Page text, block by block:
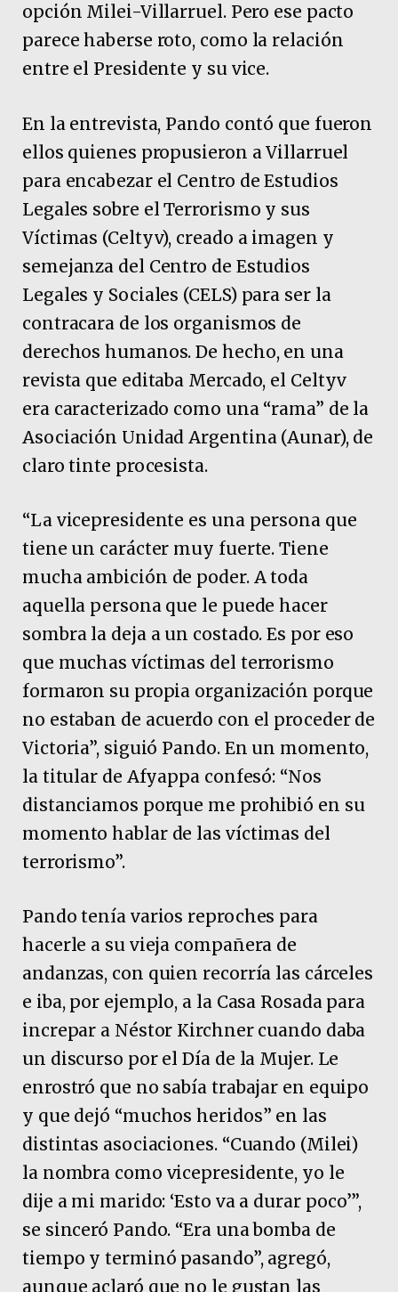
opción Milei-Villarruel. Pero ese pacto
parece haberse roto, como la relación
entre el Presidente y su vice.
En la entrevista, Pando contó que fueron
ellos quienes propusieron a Villarruel
para encabezar el Centro de Estudios
Legales sobre el Terrorismo y sus
Víctimas (Celtyv), creado a imagen y
semejanza del Centro de Estudios
Legales y Sociales (CELS) para ser la
contracara de los organismos de
derechos humanos. De hecho, en una
revista que editaba Mercado, el Celtyv
era caracterizado como una “rama” de la
Asociación Unidad Argentina (Aunar), de
claro tinte procesista.
“La vicepresidente es una persona que
tiene un carácter muy fuerte. Tiene
mucha ambición de poder. A toda
aquella persona que le puede hacer
sombra la deja a un costado. Es por eso
que muchas víctimas del terrorismo
formaron su propia organización porque
no estaban de acuerdo con el proceder de
Victoria”, siguió Pando. En un momento,
la titular de Afyappa confesó: “Nos
distanciamos porque me prohibió en su
momento hablar de las víctimas del
terrorismo”.
Pando tenía varios reproches para
hacerle a su vieja compañera de
andanzas, con quien recorría las cárceles
e iba, por ejemplo, a la Casa Rosada para
increpar a Néstor Kirchner cuando daba
un discurso por el Día de la Mujer. Le
enrostró que no sabía trabajar en equipo
y que dejó “muchos heridos” en las
distintas asociaciones. “Cuando (Milei)
la nombra como vicepresidente, yo le
dije a mi marido: ‘Esto va a durar poco’”,
se sinceró Pando. “Era una bomba de
tiempo y terminó pasando”, agregó,
aunque aclaró que no le gustan las